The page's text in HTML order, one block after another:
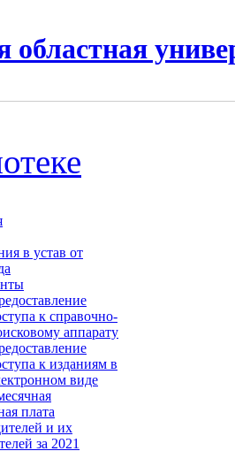
областная
в устав от
к справочно-
аппарату
к изданиям в
виде
плата
и их
за 2021